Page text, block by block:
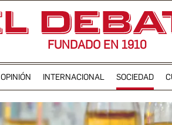
FUNDADO EN 1910
OPINIÓN INTERNACIONAL SOCIEDAD